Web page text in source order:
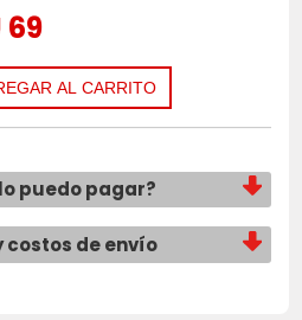
69
puedo pagar?
costos de envío